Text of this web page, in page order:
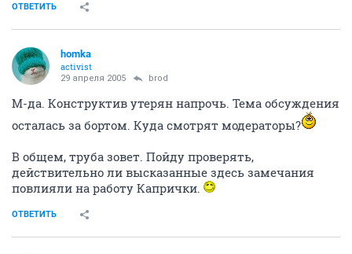
ОТВЕТИТЬ
homka
activist
29 апреля 2005 brod
М-да. Конструктив утерян напрочь. Тема обсуждения
осталась за бортом. Куда смотрят модераторы?
В общем, труба зовет. Пойду проверять,
действительно ли высказанные здесь замечания
повлияли на работу Капрички.
ОТВЕТИТЬ